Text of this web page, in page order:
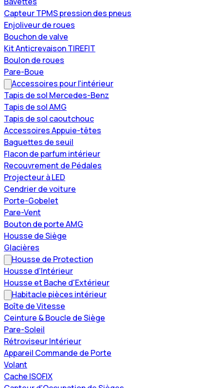
Capteur TPMS pression des pneus
Enjoliveur de roues
Bouchon de valve
Kit Anticrevaison TIREFIT
Boulon de roues
Pare-Boue
Accessoires pour l'intérieur
Tapis de sol Mercedes-Benz
Tapis de sol AMG
Tapis de sol caoutchouc
Accessoires Appuie-têtes
Baguettes de seuil
Flacon de parfum intérieur
Recouvrement de Pédales
Projecteur à LED
Cendrier de voiture
Porte-Gobelet
Pare-Vent
Bouton de porte AMG
Housse de Siège
Glacières
Housse de Protection
Housse d'Intérieur
Housse et Bache d'Extérieur
Habitacle pièces intérieur
Boîte de Vitesse
Ceinture & Boucle de Siège
Pare-Soleil
Rétroviseur Intérieur
Appareil Commande de Porte
Volant
Cache ISOFIX